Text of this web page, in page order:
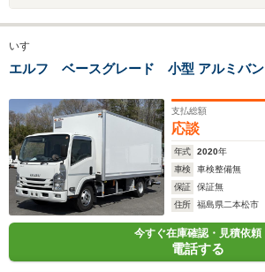
いすゞ
エルフ ベースグレード 小型 アルミバン
支払総額
応談
年式 2020年
車検
車検整備無
保証
保証無
住所
福島県二本松市
今すぐ在庫確認・見積依頼
電話する